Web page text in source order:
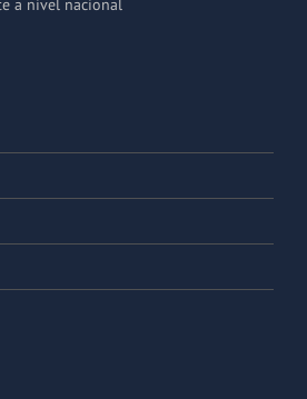
a nivel nacional